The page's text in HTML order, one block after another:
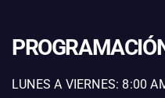
LUNES A VIERNES: 8:00